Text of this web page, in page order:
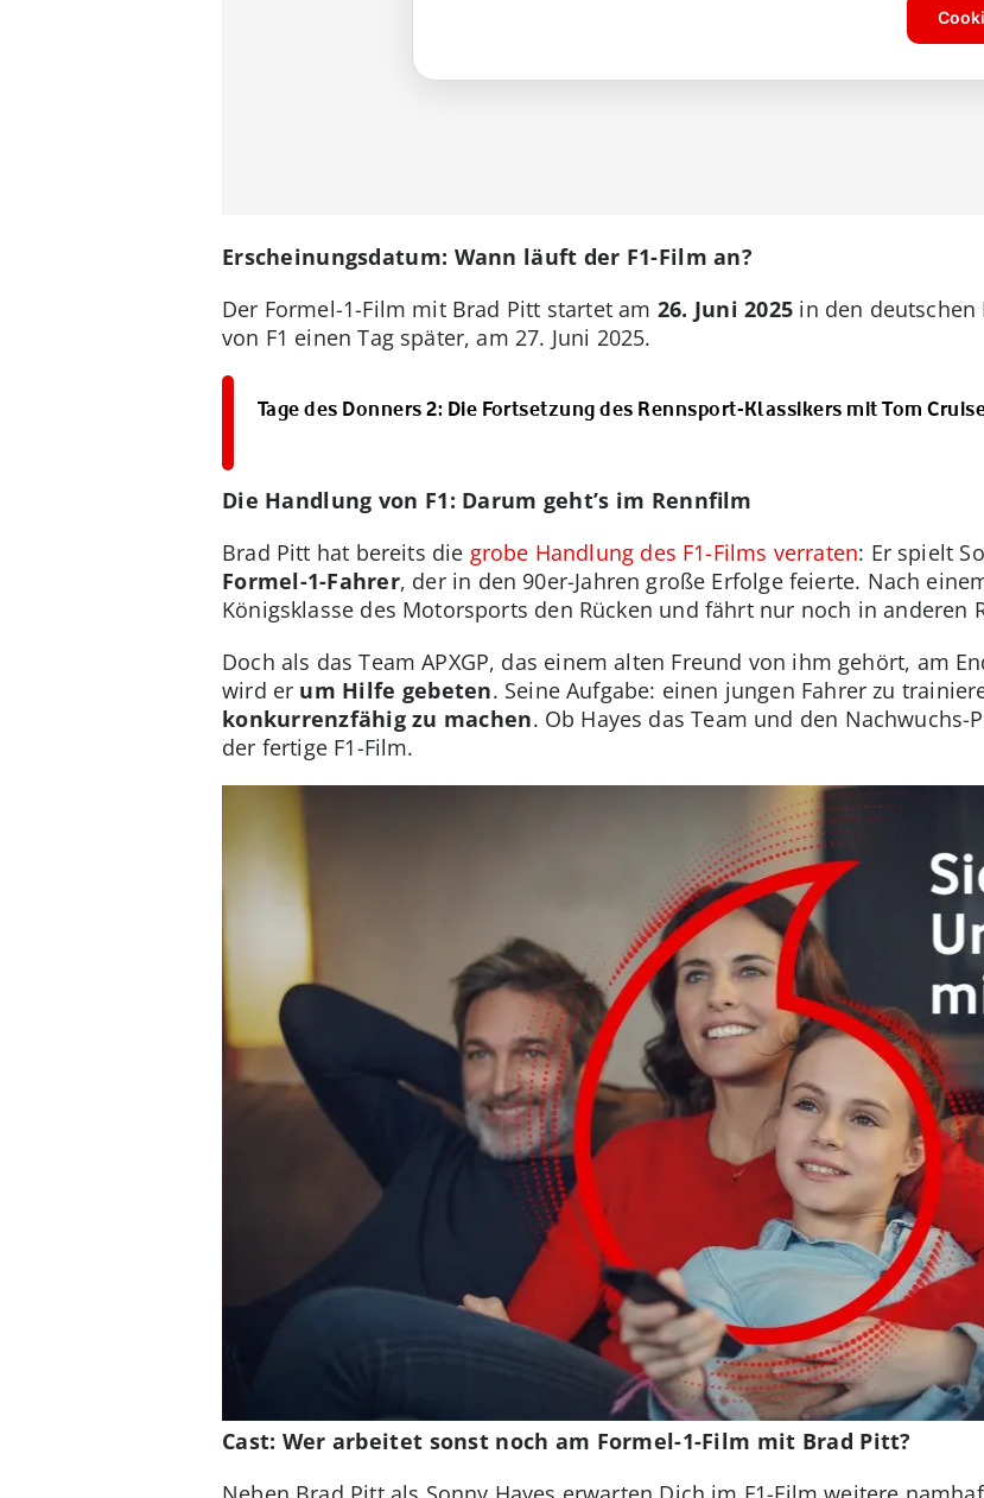
Erscheinungsdatum: Wann läuft der F1-Film an?
Der Formel-1-Film mit Brad Pitt startet am 26. Juni 2025 in den deutschen
von F1 einen Tag später, am 27. Juni 2025.
Tage des Donners 2: Die Fortsetzung des Rennsport-Klassikers mit Tom
Die Handlung von F1: Darum geht’s im Rennfilm
Brad Pitt hat bereits die grobe Handlung des F1-Films verraten: Er spielt
Formel-1-Fahrer, der in den 90er-Jahren große Erfolge feierte. Nach
Königsklasse des Motorsports den Rücken und fährt nur noch in anderen
Doch als das Team APXGP, das einem alten Freund von ihm gehört, am
wird er um Hilfe gebeten. Seine Aufgabe: einen jungen Fahrer zu
konkurrenzfähig zu machen. Ob Hayes das Team und den
der fertige F1-Film.
Cast: Wer arbeitet sonst noch am Formel-1-Film mit Brad Pitt?